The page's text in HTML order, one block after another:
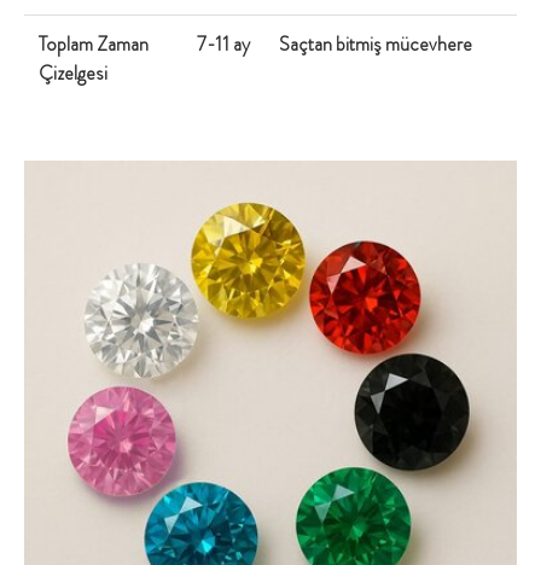
Toplam Zaman
Çizelgesi
7-11 ay Saçtan bitmiş mücevhere